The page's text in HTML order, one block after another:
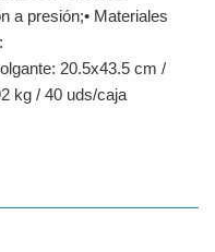
a presión;• Materiales
20.5x43.5 cm /
kg / 40 uds/caja